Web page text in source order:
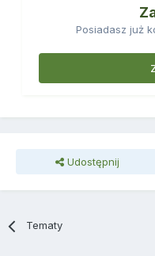
Posiadasz już
Udostępnij
Tematy